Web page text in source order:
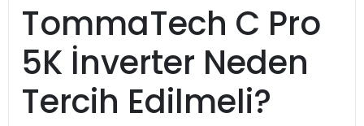
TommaTech C Pro
5K İnverter Neden
Tercih Edilmeli?